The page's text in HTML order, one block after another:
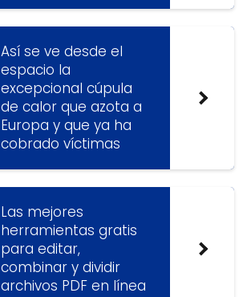
Así se ve desde el
espacio la
excepcional cúpula
de calor que azota a
Europa y que ya ha
cobrado víctimas
Las mejores
herramientas gratis
para editar,
combinar y dividir
archivos PDF en línea